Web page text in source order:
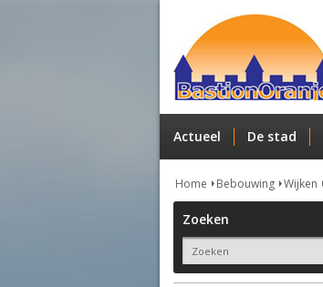
Actueel De stad
Home Bebouwing Wijken
Zoeken